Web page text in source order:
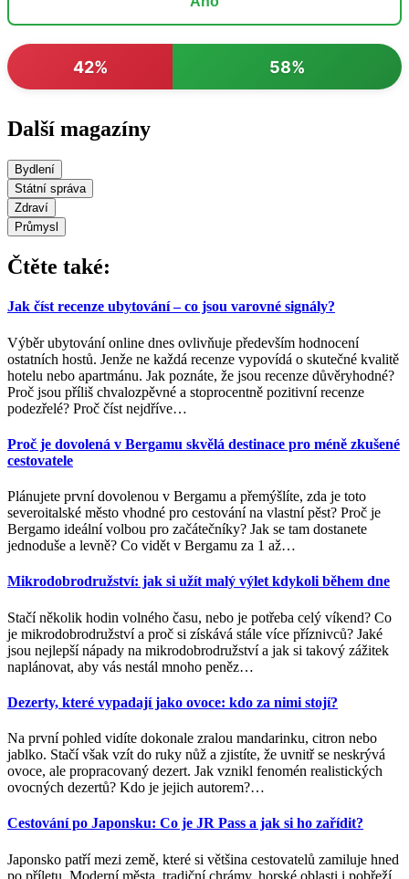
42% 58%
Další magazíny
Bydlení
Státní správa
Zdraví
Průmysl
Čtěte také:
Jak číst recenze ubytování – co jsou varovné signály?
Výběr ubytování online dnes ovlivňuje především hodnocení
ostatních hostů. Jenže ne každá recenze vypovídá o skutečné kvalitě
hotelu nebo apartmánu. Jak poznáte, že jsou recenze důvěryhodné?
Proč jsou příliš chvalozpěvné a stoprocentně pozitivní recenze
podezřelé? Proč číst nejdříve…
Proč je dovolená v Bergamu skvělá destinace pro méně zkušené
cestovatele
Plánujete první dovolenou v Bergamu a přemýšlíte, zda je toto
severoitalské město vhodné pro cestování na vlastní pěst? Proč je
Bergamo ideální volbou pro začátečníky? Jak se tam dostanete
jednoduše a levně? Co vidět v Bergamu za 1 až…
Mikrodobrodružství: jak si užít malý výlet kdykoli během dne
Stačí několik hodin volného času, nebo je potřeba celý víkend? Co
je mikrodobrodružství a proč si získává stále více příznivců? Jaké
jsou nejlepší nápady na mikrodobrodružství a jak si takový zážitek
naplánovat, aby vás nestál mnoho peněz…
Dezerty, které vypadají jako ovoce: kdo za nimi stojí?
Na první pohled vidíte dokonale zralou mandarinku, citron nebo
jablko. Stačí však vzít do ruky nůž a zjistíte, že uvnitř se neskrývá
ovoce, ale propracovaný dezert. Jak vznikl fenomén realistických
ovocných dezertů? Kdo je jejich autorem?…
Cestování po Japonsku: Co je JR Pass a jak si ho zařídit?
Japonsko patří mezi země, které si většina cestovatelů zamiluje hned
po příletu. Moderní města, tradiční chrámy, horské oblasti i pobřeží